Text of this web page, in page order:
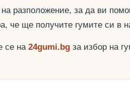
разположение, за да ви
че ще получите гумите си в
се на 24gumi.bg за избор на